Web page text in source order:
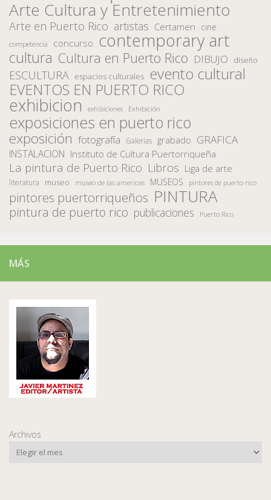
Arte Cultura y Entretenimiento
Arte en Puerto Rico artistas Certamen cine
competencia concurso contemporary art
cultura Cultura en Puerto Rico DIBUJO diseño
ESCULTURA espacios culturales evento cultural
EVENTOS EN PUERTO RICO
exhibicion exhibiciones Exhibición
exposiciones en puerto rico
exposición fotografía Galerias grabado GRAFICA
INSTALACION Instituto de Cultura Puertorriqueña
La pintura de Puerto Rico Libros Liga de arte
literatura museo museo de las americas MUSEOS pintores de puerto rico
pintores puertorriqueños PINTURA
pintura de puerto rico publicaciones Puerto Rico
MÁS
Archivos